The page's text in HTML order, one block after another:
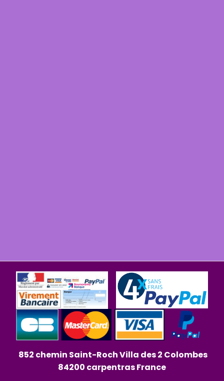
852 chemin Saint-Roch Villa des 2 Colombes
84200 carpentras France